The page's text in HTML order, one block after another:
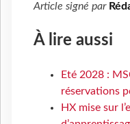
Article signé par
À lire aussi
Eté 2028 :
réservations
HX mise sur